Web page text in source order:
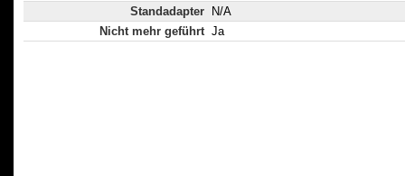
Standadapter
N/A
Nicht mehr geführt Ja